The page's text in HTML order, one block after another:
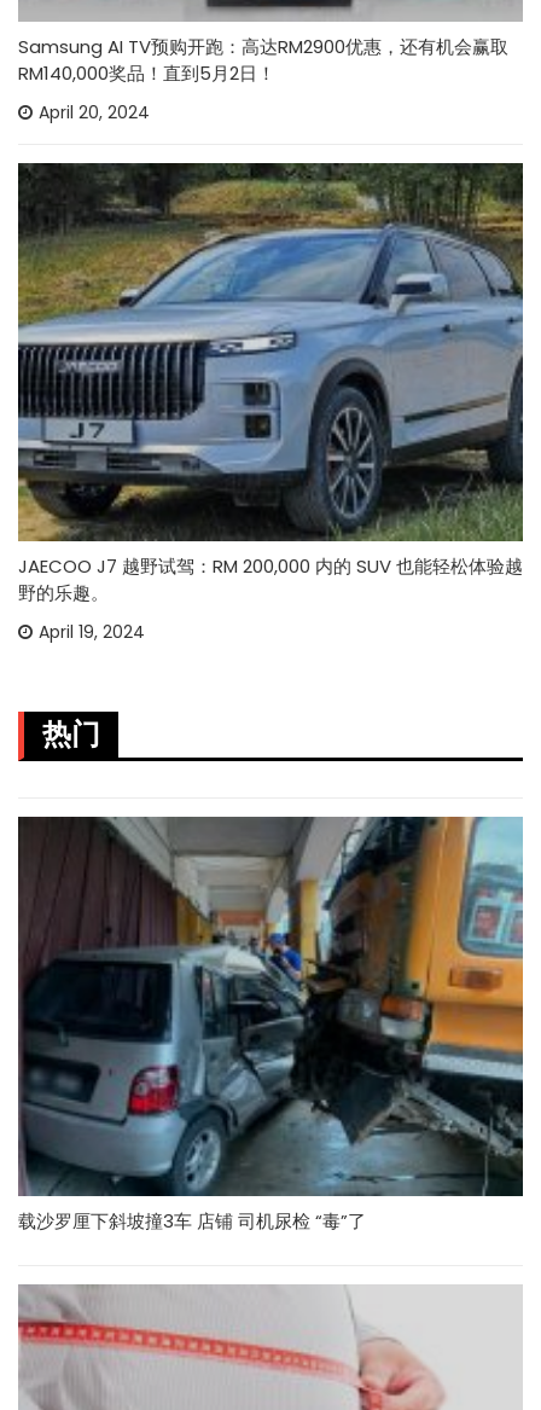
Samsung AI TV预购开跑：高达RM2900优惠，还有机会赢取
RM140,000奖品！直到5月2日！
April 20, 2024
JAECOO J7 越野试驾：RM 200,000 内的 SUV 也能轻松体验越
野的乐趣。
April 19, 2024
热门
载沙罗厘下斜坡撞3车 店铺 司机尿检 “毒”了